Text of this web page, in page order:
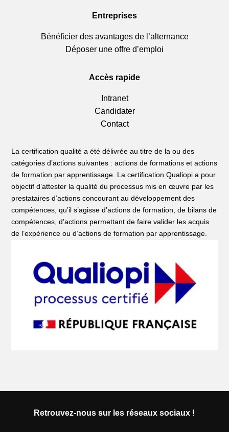
Entreprises
Bénéficier des avantages de l’alternance
Déposer une offre d’emploi
Accès rapide
Intranet
Candidater
Contact
La certification qualité a été délivrée au titre de la ou des
catégories d’actions suivantes : actions de formations et actions
de formation par apprentissage. La certification Qualiopi a pour
objectif d’attester la qualité du processus mis en œuvre par les
prestataires d’actions concourant au développement des
compétences, qu’il s’agisse d’actions de formation, de bilans de
compétences, d’actions permettant de faire valider les acquis
de l’expérience ou d’actions de formation par apprentissage.
Retrouvez-nous sur les réseaux sociaux !